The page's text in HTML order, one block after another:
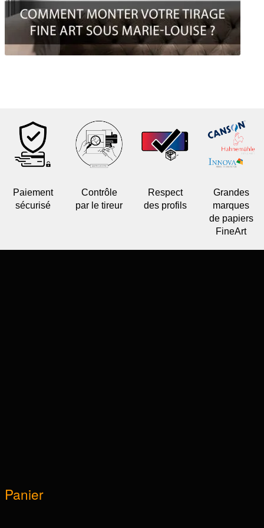
Paiement
sécurisé
Contrôle
par le tireur
Respect
des profils
Grandes
marques
de papiers
FineArt
Panier